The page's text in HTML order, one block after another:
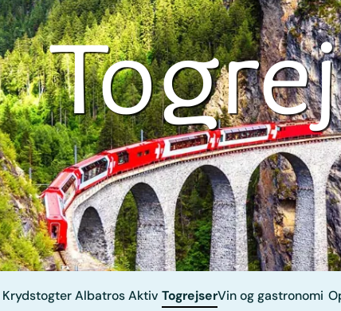
Krydstogter Albatros Aktiv TogrejserVin og gastronomi